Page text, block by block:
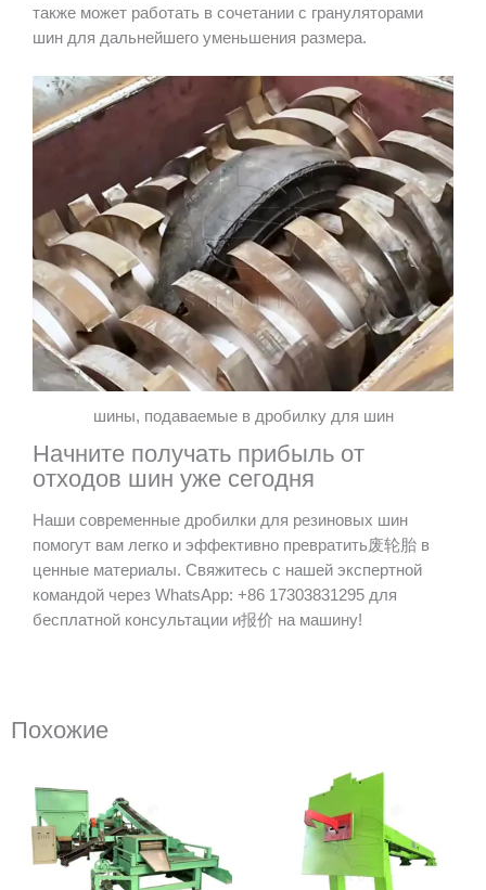
также может работать в сочетании с грануляторами
шин для дальнейшего уменьшения размера.
шины, подаваемые в дробилку для шин
Начните получать прибыль от
отходов шин уже сегодня
Наши современные дробилки для резиновых шин
помогут вам легко и эффективно превратить废轮胎 в
ценные материалы. Свяжитесь с нашей экспертной
командой через WhatsApp: +86 17303831295 для
бесплатной консультации и报价 на машину!
Похожие